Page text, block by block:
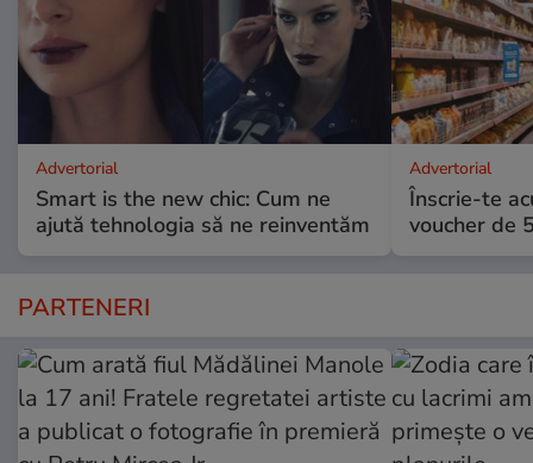
Advertorial
Smart is the new chic: Cum ne
ajută tehnologia să ne reinventăm
Advertorial
Înscrie-te
voucher de
PARTENERI